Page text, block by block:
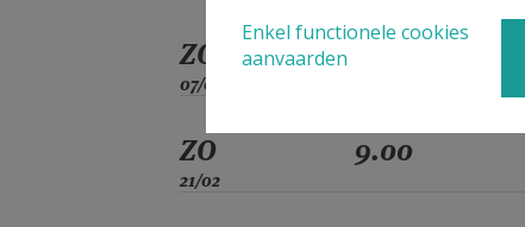
ZO
07/02
ZO
21/02
9.00
Enkel functionele cookies
aanvaarden